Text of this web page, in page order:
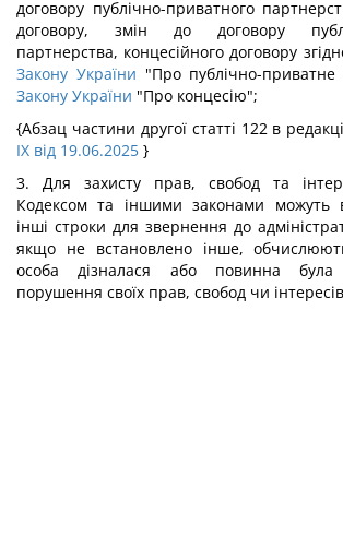
договору публічно-приватного
договору, змін до договору
партнерства, концесійного договору
Закону України "Про публічно-
Закону України "Про концесію";
{Абзац частини другої статті 122 в
IX від 19.06.2025 }
3. Для захисту прав, свобод та
Кодексом та іншими законами можуть
інші строки для звернення до
якщо не встановлено інше,
особа дізналася або повинна була
порушення своїх прав, свобод чи